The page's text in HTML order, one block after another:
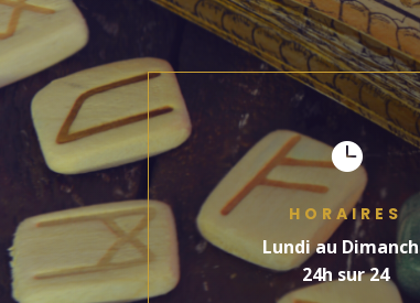

HORAIRES
Lundi au
24h sur 24